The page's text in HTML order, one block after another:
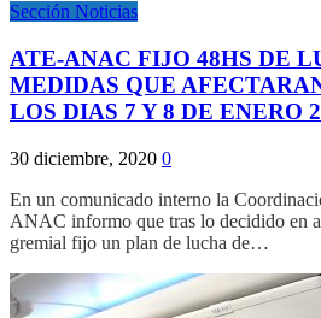
Sección Noticias
ATE-ANAC FIJO 48HS DE
MEDIDAS QUE
LOS DIAS 7 Y 8 DE ENERO
30 diciembre, 2020 0
En un comunicado interno la
ANAC informo que tras lo decidido en
gremial fijo un plan de lucha de…